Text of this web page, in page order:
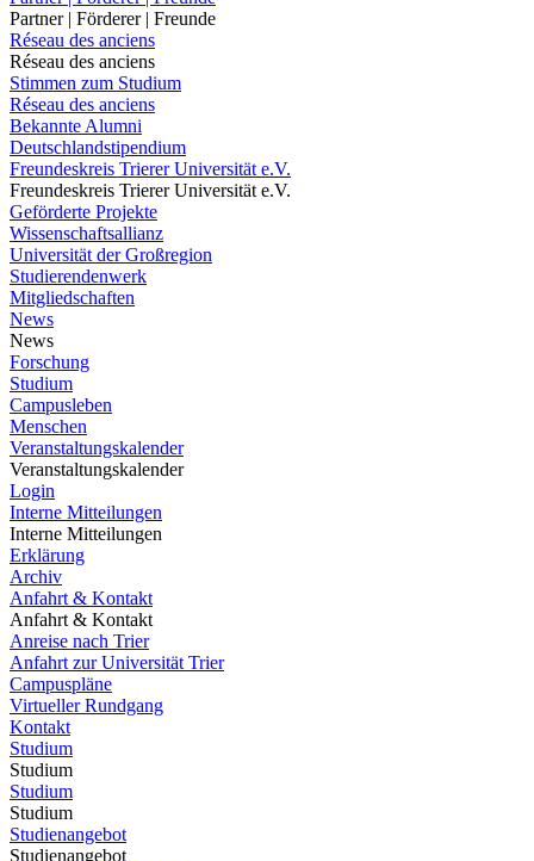
Partner | Förderer | Freunde
Réseau des anciens
Réseau des anciens
Stimmen zum Studium
Réseau des anciens
Bekannte Alumni
Deutschlandstipendium
Freundeskreis Trierer Universität e.V.
Freundeskreis Trierer Universität e.V.
Geförderte Projekte
Wissenschaftsallianz
Universität der Großregion
Studierendenwerk
Mitgliedschaften
News
News
Forschung
Studium
Campusleben
Menschen
Veranstaltungskalender
Veranstaltungskalender
Login
Interne Mitteilungen
Interne Mitteilungen
Erklärung
Archiv
Anfahrt & Kontakt
Anfahrt & Kontakt
Anreise nach Trier
Anfahrt zur Universität Trier
Campuspläne
Virtueller Rundgang
Kontakt
Studium
Studium
Studium
Studium
Studienangebot
Studienangebot